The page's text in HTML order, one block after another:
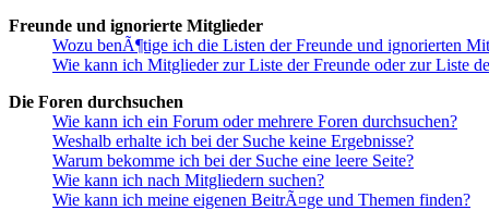
Freunde und ignorierte Mitglieder
Wozu benÃ¶tige ich die Listen der Freunde und ignorierten
Wie kann ich Mitglieder zur Liste der Freunde oder zur Liste
Die Foren durchsuchen
Wie kann ich ein Forum oder mehrere Foren durchsuchen?
Weshalb erhalte ich bei der Suche keine Ergebnisse?
Warum bekomme ich bei der Suche eine leere Seite?
Wie kann ich nach Mitgliedern suchen?
Wie kann ich meine eigenen BeitrÃ¤ge und Themen finden?